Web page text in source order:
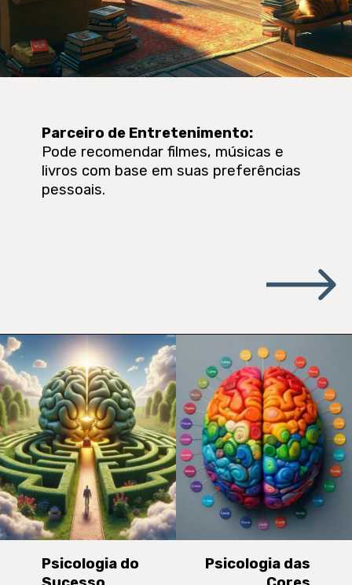
Parceiro de Entretenimento:
Pode recomendar filmes, músicas e
livros com base em suas preferências
pessoais.
Psicologia do
Psicologia das